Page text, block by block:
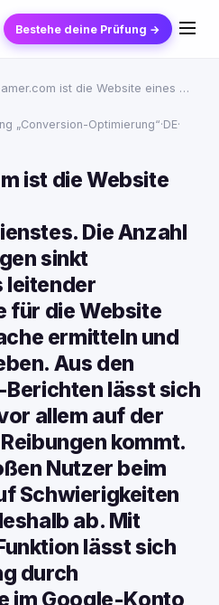
Bestehe deine Prüfung →
ist die Website eines …
„Conversion-Optimierung“·DE·
ist die Website
Die Anzahl
sinkt
leitender
für die Website
ermitteln und
Aus den
lässt sich
allem auf der
kommt.
Nutzer beim
Schwierigkeiten
ab. Mit
lässt sich
durch
im Google-Konto